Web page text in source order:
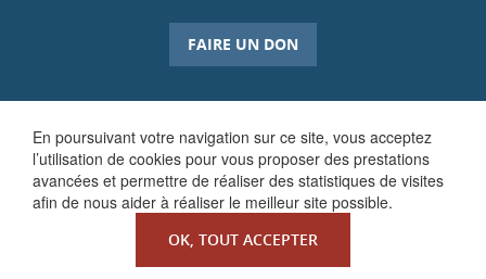
En poursuivant votre navigation sur ce site, vous acceptez
l’utilisation de cookies pour vous proposer des prestations
avancées et permettre de réaliser des statistiques de visites
afin de nous aider à réaliser le meilleur site possible.
OK, TOUT ACCEPTER
FAIRE UN DON